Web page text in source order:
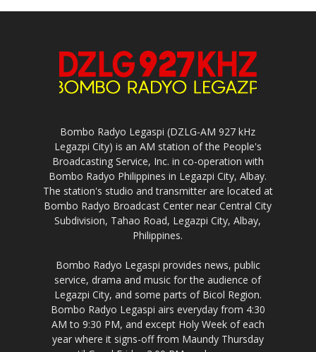
Bombo Radyo Legaspi (DZLG-AM 927 kHz
Legazpi City) is an AM station of the People's
Broadcasting Service, Inc. in co-operation with
Bombo Radyo Philippines in Legazpi City, Albay.
The station's studio and transmitter are located at
Bombo Radyo Broadcast Center near Central City
Subdivision, Tahao Road, Legazpi City, Albay,
Philippines.
Bombo Radyo Legaspi provides news, public
service, drama and music for the audience of
Legazpi City, and some parts of Bicol Region.
Bombo Radyo Legaspi airs everyday from 4:30
AM to 9:30 PM, and except Holy Week of each
year where it signs-off from Maundy Thursday